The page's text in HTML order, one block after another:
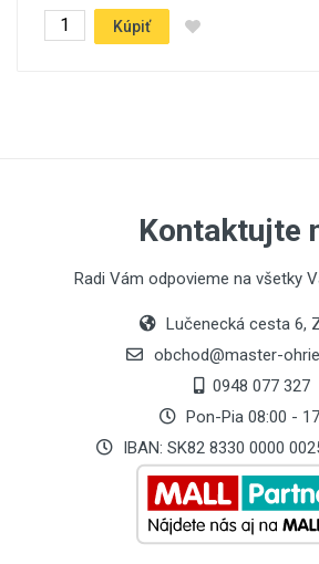
Kúpiť
Kontaktujte
Radi Vám odpovieme na všetky
Lučenecká cesta 6,
obchod@master-
0948 077 327
Pon-Pia 08:00 -
IBAN: SK82 8330 0000